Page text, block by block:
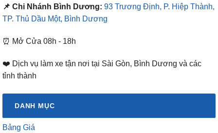
📌 Chi Nhánh Bình Dương: 93 Trương Định, P. Hiệp Thành,
TP. Thủ Dầu Một, Bình Dương
⏰ Mở Cửa 08h - 18h
❤️ Dịch vụ làm xe tận nơi tại Sài Gòn, Bình Dương và các
tỉnh thành
DANH MỤC
Bảng Giá